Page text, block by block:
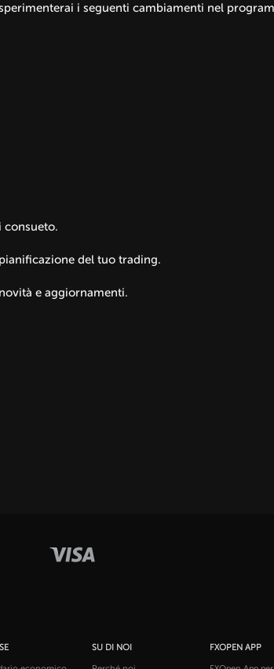
i seguenti cambiamenti nel
del tuo trading.
e aggiornamenti.
SU DI NOI FXOPEN APP